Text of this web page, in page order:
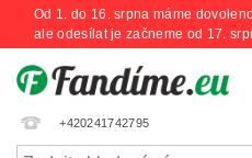
Od 1. do 16. srpna máme
ale odesílat je začneme od 17.
+420241742795